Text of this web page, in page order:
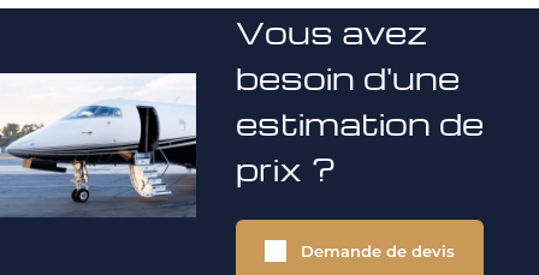
Vous avez
besoin d'une
estimation de
prix ?
Demande de devis